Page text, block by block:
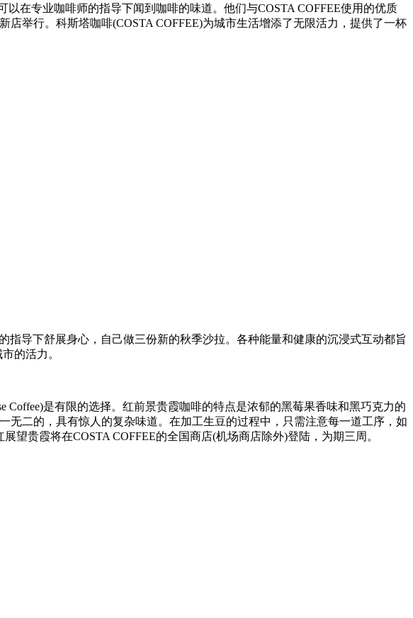
在专业咖啡师的指导下闻到咖啡的味道。他们与COSTA COFFEE使用的优质
举行。科斯塔咖啡(COSTA COFFEE)为城市生活增添了无限活力，提供了一杯
导下舒展身心，自己做三份新的秋季沙拉。各种能量和健康的沉浸式互动都旨
的活力。
Coffee)是有限的选择。红前景贵霞咖啡的特点是浓郁的黑莓果香味和黑巧克力的
二的，具有惊人的复杂味道。在加工生豆的过程中，只需注意每一道工序，如
望贵霞将在COSTA COFFEE的全国商店(机场商店除外)登陆，为期三周。